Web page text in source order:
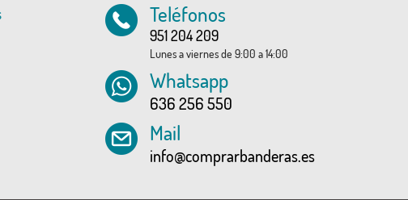
Teléfonos
951 204 209
Lunes a viernes de 9:00 a 14:00
Whatsapp
636 256 550
Mail
info@comprarbanderas.es